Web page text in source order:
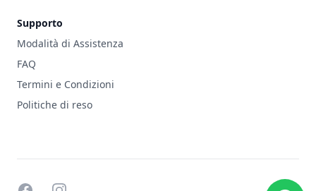
Supporto
Modalità di Assistenza
FAQ
Termini e Condizioni
Politiche di reso